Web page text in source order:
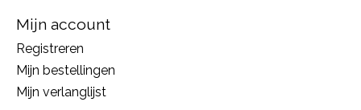
Mijn account
Registreren
Mijn bestellingen
Mijn verlanglijst